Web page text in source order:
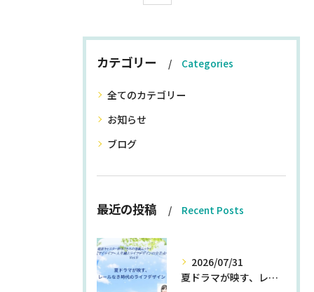
カテゴリー Categories
全てのカテゴリー
お知らせ
ブログ
最近の投稿 Recent Posts
2026/07/31
夏ドラマが映す、レールなき時代のライフデザイン